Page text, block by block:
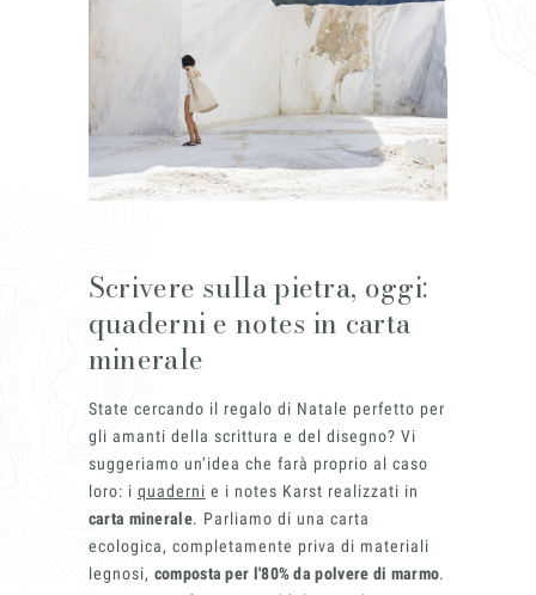
Chi siamo
Lavora
Contatti
Scrivere sulla pietra, oggi:
quaderni e notes in carta
minerale
State cercando il regalo di Natale perfetto per
gli amanti della scrittura e del disegno? Vi
suggeriamo un’idea che farà proprio al caso
loro: i quaderni e i notes Karst realizzati in
carta minerale. Parliamo di una carta
ecologica, completamente priva di materiali
legnosi, composta per l'80% da polvere di marmo.